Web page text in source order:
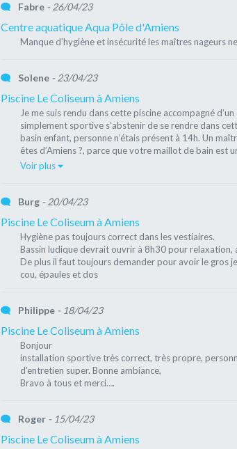
Fabre - 26/04/23
Centre aquatique Aqua Pôle d'Amiens
Manque d’hygiène et insécurité les maîtres nageurs
Solene - 23/04/23
Piscine Le Coliseum à Amiens
Je me suis rendu dans cette piscine accompagné
simplement sportive s’abstenir de se rendre dans
basin enfant, personne n’étais présent à 14h. Un
êtes d’Amiens ?, parce que votre maillot de bain est
Voir plus
Burg - 20/04/23
Piscine Le Coliseum à Amiens
Hygiène pas toujours correct dans les vestiaires.
Bassin ludique devrait ouvrir à 8h30 pour relaxation,
De plus il faut toujours demander pour avoir le gros
cou, épaules et dos
Philippe - 18/04/23
Piscine Le Coliseum à Amiens
Bonjour
installation sportive très correct, très propre,
d'entretien super. Bonne ambiance,
Bravo à tous et merci….
Roger - 15/04/23
Piscine Le Coliseum à Amiens